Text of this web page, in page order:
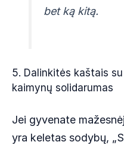
bet ką kitą.
5. Dalinkitės kaštais
kaimynų solidarumas
Jei gyvenate
yra keletas sodybų,